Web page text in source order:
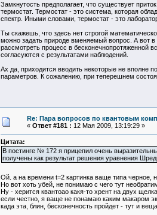
Замкнутость предполагает, что существует
термостат. Термостат - это система, которая
спектр. Иными словами, термостат - это
Ты скажешь, что здесь нет строгой
можно задать природе вменяемый вопрос. А вот в
рассмотреть процесс в бесконечнопротяженной
согласуются с результатами наблюдений.
Ах да, приходится вводить некоторые не вполне
параметров. К сожалению, при теперешнем
Re: Пара вопросов по квантовым
« Ответ #181 : 12 Мая 2009, 13:19:29 »
Цитата:
В постинге № 172 я прицепил очень
получены как результат решения уравнения
Ой. а на времени t=2 картинка ваще типа черное,
Но вот хоть убей, не понимаю с чего тут
Ну - херится квантоао какя-то хрент на двух
если честно, я ваще не понамаю каким макаром
када эта, блин, бесконечность пройдет - тут и